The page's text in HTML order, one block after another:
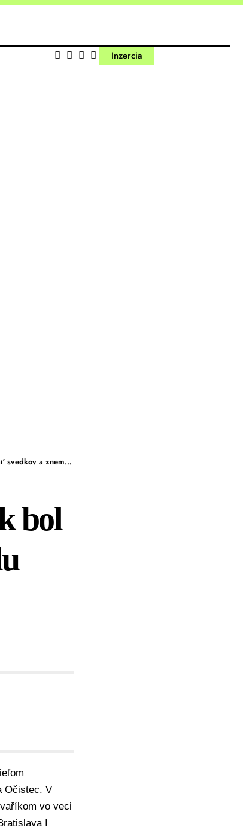
Inzercia
vyšetrovanie
bol
Očistec. V
vo veci
I